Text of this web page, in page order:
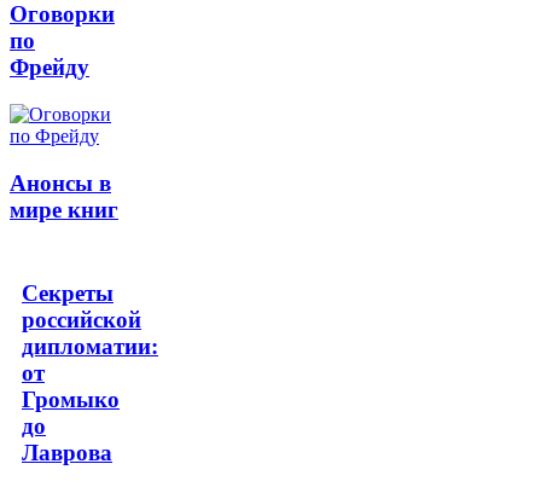
Оговорки
по
Фрейду
Анонсы в
мире книг
Секреты
российской
дипломатии:
от
Громыко
до
Лаврова